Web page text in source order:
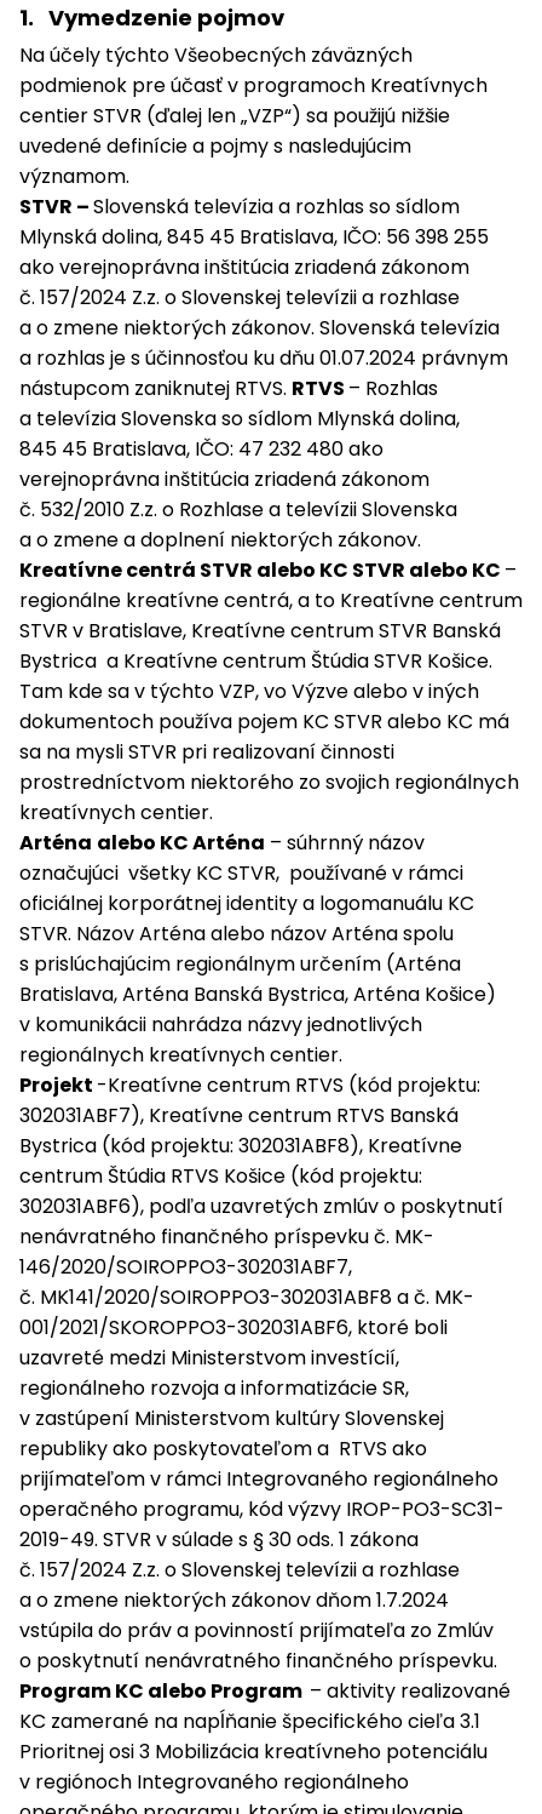
1. Vymedzenie pojmov
Na účely týchto Všeobecných záväzných
podmienok pre účasť v programoch Kreatívnych
centier STVR (ďalej len „VZP“) sa použijú nižšie
uvedené definície a pojmy s nasledujúcim
významom.
STVR –Slovenská televízia a rozhlas so sídlom
Mlynská dolina, 845 45 Bratislava, IČO: 56 398 255
ako verejnoprávna inštitúcia zriadená zákonom
č. 157/2024 Z.z. o Slovenskej televízii a rozhlase
a o zmene niektorých zákonov. Slovenská televízia
a rozhlas je s účinnosťou ku dňu 01.07.2024 právnym
nástupcom zaniknutej RTVS. RTVS – Rozhlas
a televízia Slovenska so sídlom Mlynská dolina,
845 45 Bratislava, IČO: 47 232 480 ako
verejnoprávna inštitúcia zriadená zákonom
č. 532/2010 Z.z. o Rozhlase a televízii Slovenska
a o zmene a doplnení niektorých zákonov.
Kreatívne centrá STVR alebo KC STVR alebo KC –
regionálne kreatívne centrá, a to Kreatívne centrum
STVR v Bratislave, Kreatívne centrum STVR Banská
Bystrica a Kreatívne centrum Štúdia STVR Košice.
Tam kde sa v týchto VZP, vo Výzve alebo v iných
dokumentoch používa pojem KC STVR alebo KC má
sa na mysli STVR pri realizovaní činnosti
prostredníctvom niektorého zo svojich regionálnych
kreatívnych centier.
Arténa alebo KC Arténa – súhrnný názov
označujúci všetky KC STVR, používané v rámci
oficiálnej korporátnej identity a logomanuálu KC
STVR. Názov Arténa alebo názov Arténa spolu
s prislúchajúcim regionálnym určením (Arténa
Bratislava, Arténa Banská Bystrica, Arténa Košice)
v komunikácii nahrádza názvy jednotlivých
regionálnych kreatívnych centier.
Projekt -Kreatívne centrum RTVS (kód projektu:
302031ABF7), Kreatívne centrum RTVS Banská
Bystrica (kód projektu: 302031ABF8), Kreatívne
centrum Štúdia RTVS Košice (kód projektu:
302031ABF6), podľa uzavretých zmlúv o poskytnutí
nenávratného finančného príspevku č. MK-
146/2020/SOIROPPO3-302031ABF7,
č. MK141/2020/SOIROPPO3-302031ABF8 a č. MK-
001/2021/SKOROPPO3-302031ABF6, ktoré boli
uzavreté medzi Ministerstvom investícií,
regionálneho rozvoja a informatizácie SR,
v zastúpení Ministerstvom kultúry Slovenskej
republiky ako poskytovateľom a RTVS ako
prijímateľom v rámci Integrovaného regionálneho
operačného programu, kód výzvy IROP-PO3-SC31-
2019-49. STVR v súlade s § 30 ods. 1 zákona
č. 157/2024 Z.z. o Slovenskej televízii a rozhlase
a o zmene niektorých zákonov dňom 1.7.2024
vstúpila do práv a povinností prijímateľa zo Zmlúv
o poskytnutí nenávratného finančného príspevku.
Program KC alebo Program – aktivity realizované
KC zamerané na napĺňanie špecifického cieľa 3.1
Prioritnej osi 3 Mobilizácia kreatívneho potenciálu
v regiónoch Integrovaného regionálneho